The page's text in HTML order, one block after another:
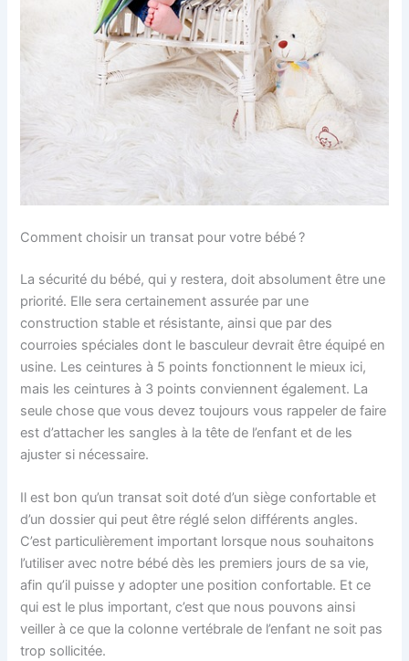
Comment choisir un transat pour votre bébé ?
La sécurité du bébé, qui y restera, doit absolument être une
priorité. Elle sera certainement assurée par une
construction stable et résistante, ainsi que par des
courroies spéciales dont le basculeur devrait être équipé en
usine. Les ceintures à 5 points fonctionnent le mieux ici,
mais les ceintures à 3 points conviennent également. La
seule chose que vous devez toujours vous rappeler de faire
est d’attacher les sangles à la tête de l’enfant et de les
ajuster si nécessaire.
Il est bon qu’un transat soit doté d’un siège confortable et
d’un dossier qui peut être réglé selon différents angles.
C’est particulièrement important lorsque nous souhaitons
l’utiliser avec notre bébé dès les premiers jours de sa vie,
afin qu’il puisse y adopter une position confortable. Et ce
qui est le plus important, c’est que nous pouvons ainsi
veiller à ce que la colonne vertébrale de l’enfant ne soit pas
trop sollicitée.